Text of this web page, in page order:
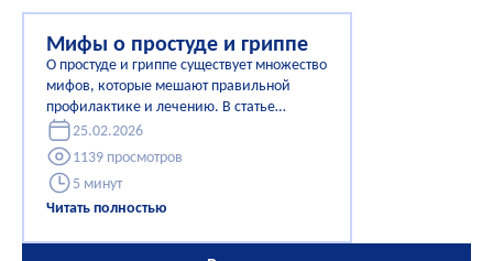
Мифы о простуде и гриппе
О простуде и гриппе существует множество
мифов, которые мешают правильной
профилактике и лечению. В статье
описаны научные факты о вирусах,
прививках, антибиотиках и «народных»
методах. Разбираемся, какие советы
работают на самом деле, а какие стоит
навсегда забыть.
25.02.2026
1139 просмотров
5 минут
Читать полностью